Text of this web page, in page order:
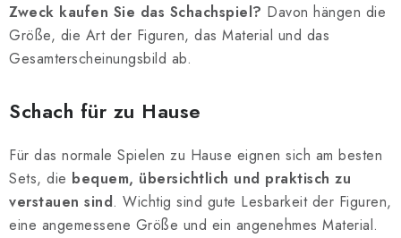
Zweck kaufen Sie das Schachspiel? Davon hängen die
Größe, die Art der Figuren, das Material und das
Gesamterscheinungsbild ab.
Schach für zu Hause
Für das normale Spielen zu Hause eignen sich am besten
Sets, die bequem, übersichtlich und praktisch zu
verstauen sind. Wichtig sind gute Lesbarkeit der Figuren,
eine angemessene Größe und ein angenehmes Material.